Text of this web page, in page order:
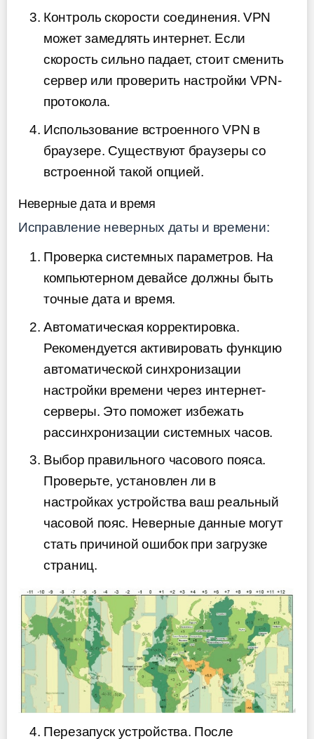
Контроль скорости соединения. VPN
может замедлять интернет. Если
скорость сильно падает, стоит сменить
сервер или проверить настройки VPN-
протокола.
Использование встроенного VPN в
браузере. Существуют браузеры со
встроенной такой опцией.
Неверные дата и время
Исправление неверных даты и времени:
Проверка системных параметров. На
компьютерном девайсе должны быть
точные дата и время.
Автоматическая корректировка.
Рекомендуется активировать функцию
автоматической синхронизации
настройки времени через интернет-
серверы. Это поможет избежать
рассинхронизации системных часов.
Выбор правильного часового пояса.
Проверьте, установлен ли в
настройках устройства ваш реальный
часовой пояс. Неверные данные могут
стать причиной ошибок при загрузке
страниц.
Перезапуск устройства. После